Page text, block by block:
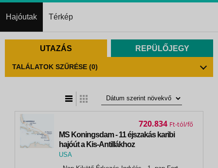
Hajóutak Térkép
UTAZÁS REPÜLŐJEGY
TALÁLATOK SZŰRÉSE (0)
MS Koningsdam - 11 éjszakás karibi
hajóút a Kis-Antillákhoz
USA
720.834 Ft